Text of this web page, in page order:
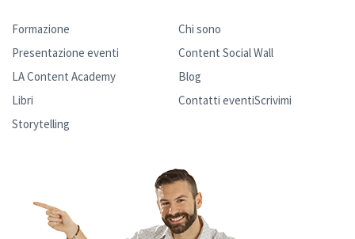
Formazione
Presentazione eventi
LA Content Academy
Libri
Storytelling
Chi sono
Content Social Wall
Blog
Contatti eventiScrivimi